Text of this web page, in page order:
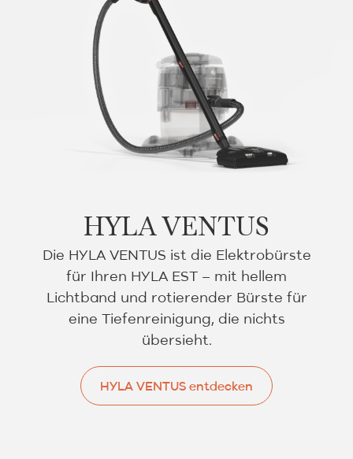
HYLA VENTUS
Die HYLA VENTUS ist die Elektrobürste
für Ihren HYLA EST – mit hellem
Lichtband und rotierender Bürste für
eine Tiefenreinigung, die nichts
übersieht.
HYLA VENTUS entdecken